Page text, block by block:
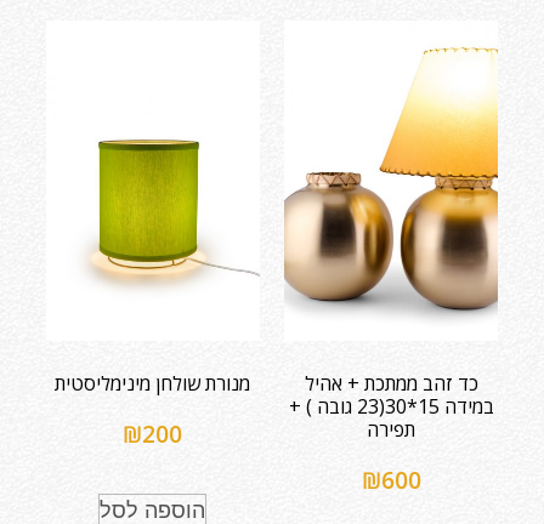
כד זהב ממתכת + אהיל
במידה 15*30(23 גובה ) +
תפירה
₪600
מנורת שולחן מינימליסטית
₪200
הוספה לסל